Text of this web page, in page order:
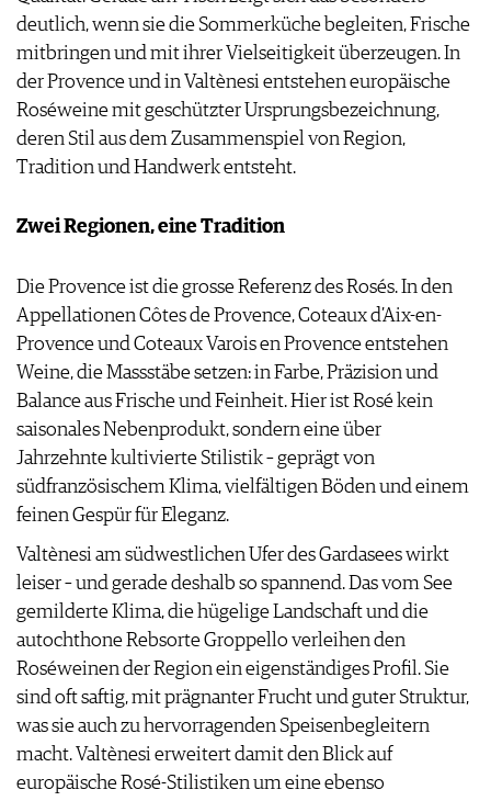
NEWSLETTER
WINE TRADE CLUB
REDAKTION
FAQ
deutlich, wenn sie die Sommerküche begleiten, ­Frische
mitbringen und mit ihrer Vielseitigkeit überzeugen. In
der Provence und in Valtènesi entstehen europäische
Roséweine mit geschützter Ursprungsbezeichnung,
deren Stil aus dem Zusammenspiel von Region,
Tradition und Handwerk entsteht.
Zwei Regionen, eine Tradition
Die Provence ist die grosse Referenz des Rosés. In den
Appellationen Côtes de ­Provence, Coteaux d’Aix-en-
Provence und Coteaux Varois en Provence entstehen
Weine, die Massstäbe setzen: in Farbe, Präzision und
Balance aus Frische und Feinheit. Hier ist Rosé kein
saisonales Nebenprodukt, sondern eine über
Jahrzehnte kultivierte Stilistik – geprägt von
südfranzösischem Klima, vielfältigen Böden und einem
feinen Gespür für Eleganz.
Valtènesi am südwestlichen Ufer des Gardasees wirkt
leiser – und gerade deshalb so spannend. Das vom See
gemilderte Klima, die hügelige Landschaft und die
autochthone Rebsorte Groppello verleihen den
Roséweinen der Region ein eigenständiges Profil. Sie
sind oft saftig, mit prägnanter Frucht und guter Struktur,
was sie auch zu hervorragenden Speisenbegleitern
macht. ­Valtènesi erweitert damit den Blick auf
europäische Rosé-Stilistiken um eine ebenso